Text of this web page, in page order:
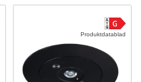
Produktdatablad